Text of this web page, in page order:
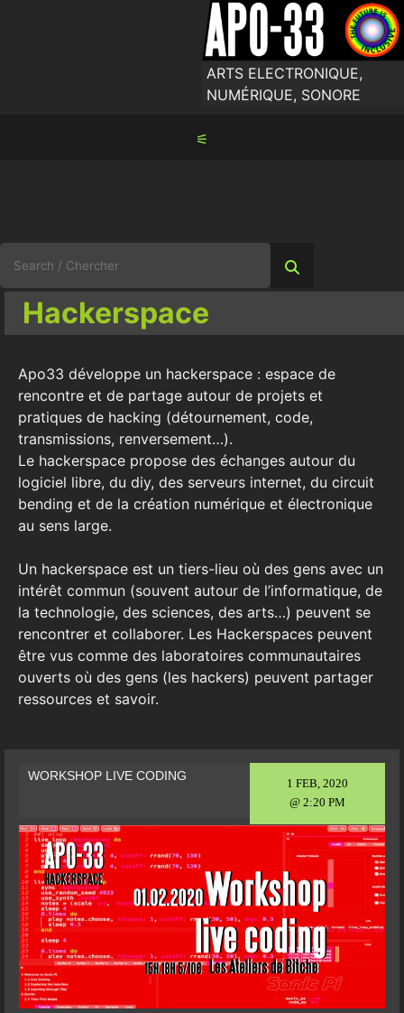
ARTS ELECTRONIQUE,
NUMÉRIQUE, SONORE
⚟
for:
Hackerspace
Apo33 développe un hackerspace : espace de
rencontre et de partage autour de projets et
pratiques de hacking (détournement, code,
transmissions, renversement…).
Le hackerspace propose des échanges autour du
logiciel libre, du diy, des serveurs internet, du circuit
bending et de la création numérique et électronique
au sens large.
Un hackerspace est un tiers-lieu où des gens avec un
intérêt commun (souvent autour de l’informatique, de
la technologie, des sciences, des arts…) peuvent se
rencontrer et collaborer. Les Hackerspaces peuvent
être vus comme des laboratoires communautaires
ouverts où des gens (les hackers) peuvent partager
ressources et savoir.
1 FEB, 2020
@ 2:20 PM
WORKSHOP LIVE CODING